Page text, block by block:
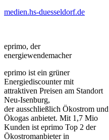
medien.hs-duesseldorf.de
eprimo, der
energiewendemacher
eprimo ist ein grüner
Energiediscounter mit
attraktiven Preisen am Standort
Neu-Isenburg,
der ausschließlich Ökostrom und
Ökogas anbietet. Mit 1,7 Mio
Kunden ist eprimo Top 2 der
Ökostromanbieter in